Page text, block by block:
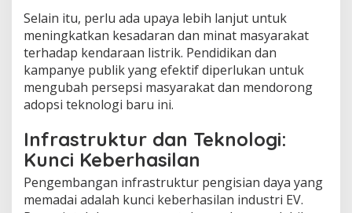
Selain itu, perlu ada upaya lebih lanjut untuk
meningkatkan kesadaran dan minat masyarakat
terhadap kendaraan listrik. Pendidikan dan
kampanye publik yang efektif diperlukan untuk
mengubah persepsi masyarakat dan mendorong
adopsi teknologi baru ini.
Infrastruktur dan Teknologi:
Kunci Keberhasilan
Pengembangan infrastruktur pengisian daya yang
memadai adalah kunci keberhasilan industri EV.